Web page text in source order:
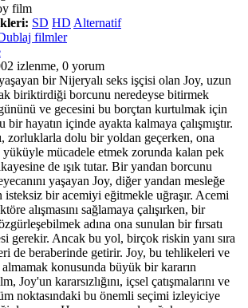
film
SD HD Alternatif
filmler
izlenme, 0 yorum
bir Nijeryalı seks işçisi olan Joy, uzun
biriktirdiği borcunu neredeyse bitirmek
ve gecesini bu borçtan kurtulmak için
bir hayatın içinde ayakta kalmaya çalışmıştır.
zorluklarla dolu bir yoldan geçerken, ona
yüküyle mücadele etmek zorunda kalan pek
de ışık tutar. Bir yandan borcunu
yaşayan Joy, diğer yandan mesleğe
isteksiz bir acemiyi eğitmekle uğraşır. Acemi
alışmasını sağlamaya çalışırken, bir
adına ona sunulan bir fırsatı
gerekir. Ancak bu yol, birçok riskin yanı sıra
de beraberinde getirir. Joy, bu tehlikeleri ve
konusunda büyük bir kararın
Joy'un kararsızlığını, içsel çatışmalarını ve
noktasındaki bu önemli seçimi izleyiciye